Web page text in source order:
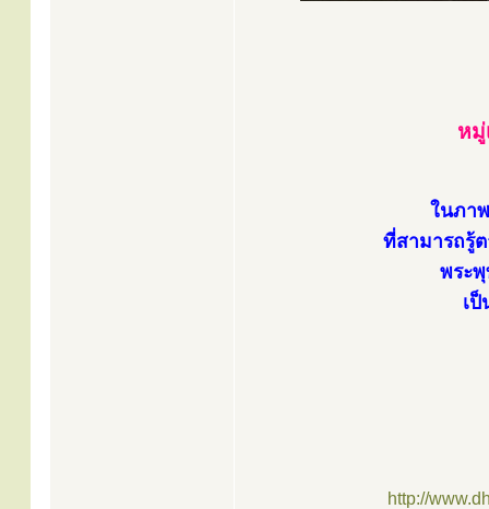
หมู่
ในภา
ที่สามารถรู้
พระ
เ
http://